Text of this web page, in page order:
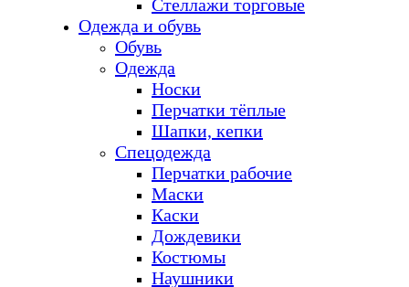
Стеллажи торговые
Одежда и обувь
Обувь
Одежда
Носки
Перчатки тёплые
Шапки, кепки
Спецодежда
Перчатки рабочие
Маски
Каски
Дождевики
Костюмы
Наушники